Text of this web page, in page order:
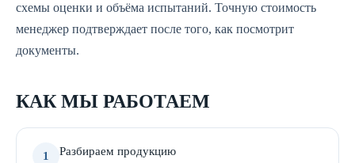
схемы оценки и объёма испытаний. Точную стоимость
менеджер подтверждает после того, как посмотрит
документы.
КАК МЫ РАБОТАЕМ
1 Разбираем продукцию